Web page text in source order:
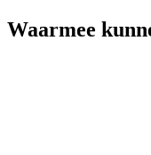
Waarmee